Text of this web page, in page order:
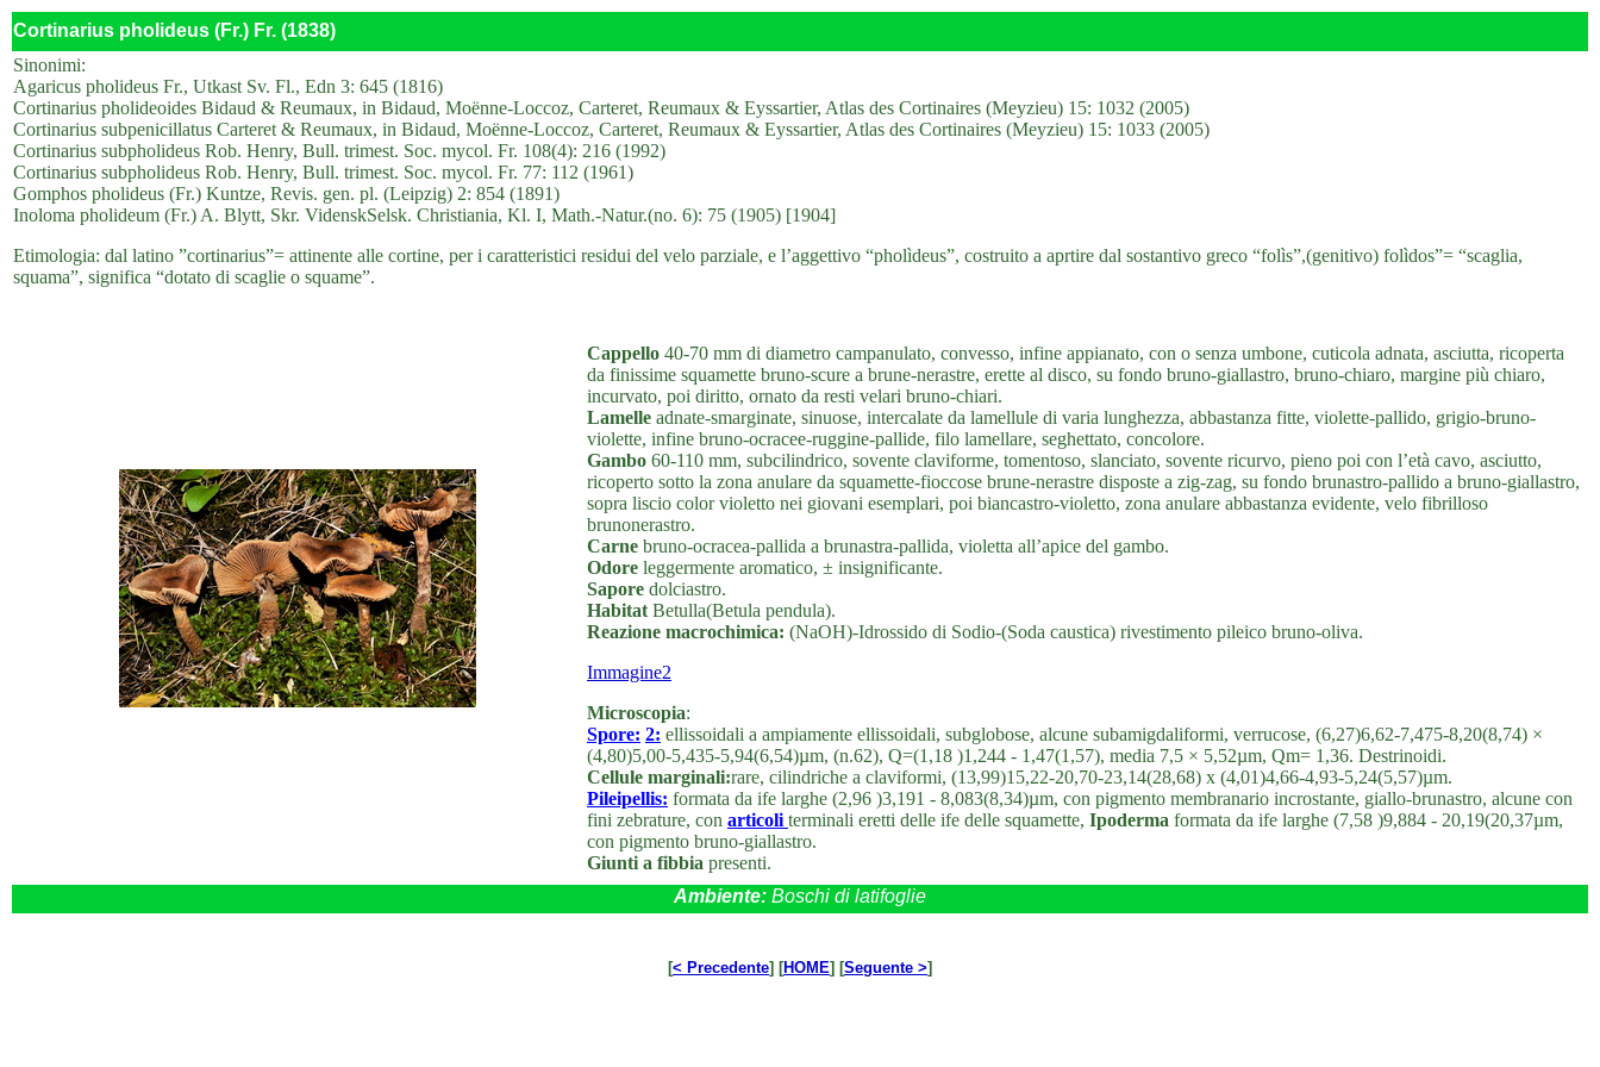
Cortinarius pholideus (Fr.) Fr. (1838)
Sinonimi:
Agaricus pholideus Fr., Utkast Sv. Fl., Edn 3: 645 (1816)
Cortinarius pholideoides Bidaud & Reumaux, in Bidaud, Moënne-Loccoz, Carteret, Reumaux & Eyssartier, Atlas des Cortinaires (Meyzieu) 15: 1032 (2005)
Cortinarius subpenicillatus Carteret & Reumaux, in Bidaud, Moënne-Loccoz, Carteret, Reumaux & Eyssartier, Atlas des Cortinaires (Meyzieu) 15: 1033 (2005)
Cortinarius subpholideus Rob. Henry, Bull. trimest. Soc. mycol. Fr. 108(4): 216 (1992)
Cortinarius subpholideus Rob. Henry, Bull. trimest. Soc. mycol. Fr. 77: 112 (1961)
Gomphos pholideus (Fr.) Kuntze, Revis. gen. pl. (Leipzig) 2: 854 (1891)
Inoloma pholideum (Fr.) A. Blytt, Skr. VidenskSelsk. Christiania, Kl. I, Math.-Natur.(no. 6): 75 (1905) [1904]
Etimologia: dal latino ”cortinarius”= attinente alle cortine, per i caratteristici residui del velo parziale, e l’aggettivo “pholìdeus”, costruito a aprtire dal sostantivo greco “folìs”,(genitivo) folìdos”= “scaglia,
squama”, significa “dotato di scaglie o squame”.
Cappello 40-70 mm di diametro campanulato, convesso, infine appianato, con o senza umbone, cuticola adnata, asciutta, ricoperta
da finissime squamette bruno-scure a brune-nerastre, erette al disco, su fondo bruno-giallastro, bruno-chiaro, margine più chiaro,
incurvato, poi diritto, ornato da resti velari bruno-chiari.
Lamelle adnate-smarginate, sinuose, intercalate da lamellule di varia lunghezza, abbastanza fitte, violette-pallido, grigio-bruno-
violette, infine bruno-ocracee-ruggine-pallide, filo lamellare, seghettato, concolore.
Gambo 60-110 mm, subcilindrico, sovente claviforme, tomentoso, slanciato, sovente ricurvo, pieno poi con l’età cavo, asciutto,
ricoperto sotto la zona anulare da squamette-fioccose brune-nerastre disposte a zig-zag, su fondo brunastro-pallido a bruno-giallastro,
sopra liscio color violetto nei giovani esemplari, poi biancastro-violetto, zona anulare abbastanza evidente, velo fibrilloso
brunonerastro.
Carne bruno-ocracea-pallida a brunastra-pallida, violetta all’apice del gambo.
Odore leggermente aromatico, ± insignificante.
Sapore dolciastro.
Habitat Betulla(Betula pendula).
Reazione macrochimica: (NaOH)-Idrossido di Sodio-(Soda caustica) rivestimento pileico bruno-oliva.
Immagine2
Microscopia:
Spore: 2: ellissoidali a ampiamente ellissoidali, subglobose, alcune subamigdaliformi, verrucose, (6,27)6,62-7,475-8,20(8,74) ×
(4,80)5,00-5,435-5,94(6,54)µm, (n.62), Q=(1,18 )1,244 - 1,47(1,57), media 7,5 × 5,52µm, Qm= 1,36. Destrinoidi.
Cellule marginali:rare, cilindriche a claviformi, (13,99)15,22-20,70-23,14(28,68) x (4,01)4,66-4,93-5,24(5,57)µm.
Pileipellis: formata da ife larghe (2,96 )3,191 - 8,083(8,34)µm, con pigmento membranario incrostante, giallo-brunastro, alcune con
fini zebrature, con articoli terminali eretti delle ife delle squamette, Ipoderma formata da ife larghe (7,58 )9,884 - 20,19(20,37µm,
con pigmento bruno-giallastro.
Giunti a fibbia presenti.
Ambiente: Boschi di latifoglie
[< Precedente] [HOME] [Seguente >]